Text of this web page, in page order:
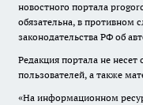
новостного портала
обязательна, в противном
законодательства РФ об
Редакция портала не
пользователей, а также
«На информационном